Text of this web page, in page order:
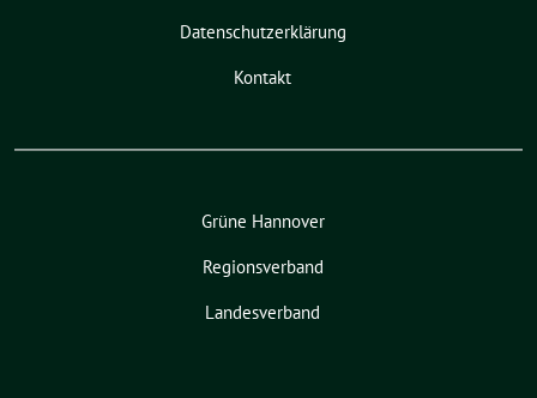
Datenschutzerklärung
Kontakt
Grüne Hannover
Regionsverband
Landesverband